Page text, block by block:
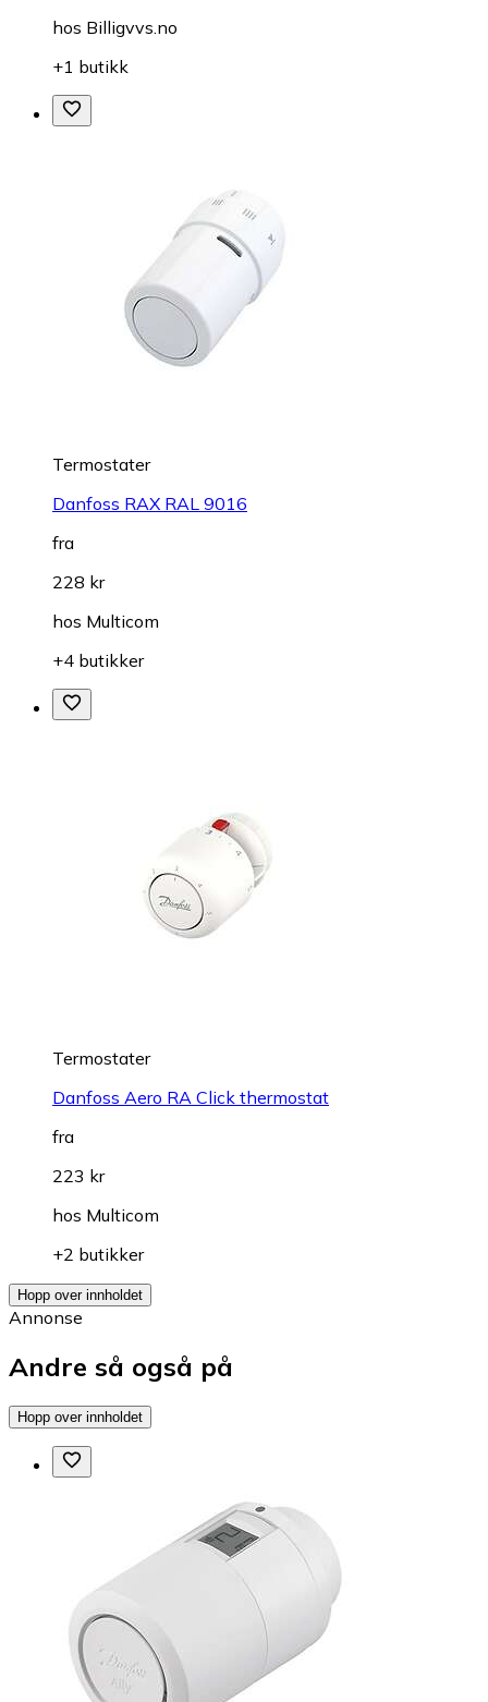
hos Billigvvs.no
+1 butikk
Termostater
Danfoss RAX RAL 9016
fra
228 kr
hos Multicom
+4 butikker
Termostater
Danfoss Aero RA Click thermostat
fra
223 kr
hos Multicom
+2 butikker
Hopp over innholdet
Annonse
Andre så også på
Hopp over innholdet